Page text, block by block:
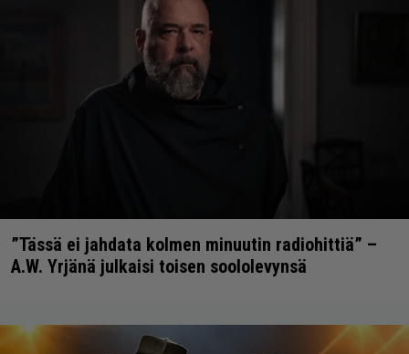
”Tässä ei jahdata kolmen minuutin radiohittiä” –
A.W. Yrjänä julkaisi toisen soololevynsä